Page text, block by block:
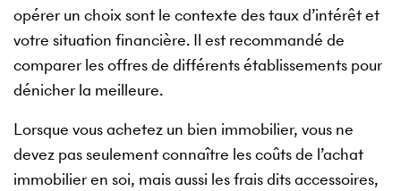
opérer un choix sont le contexte des taux d’intérêt et
votre situation financière. Il est recommandé de
comparer les offres de différents établissements pour
dénicher la meilleure.
Lorsque vous achetez un bien immobilier, vous ne
devez pas seulement connaître les coûts de l’achat
immobilier en soi, mais aussi les frais dits accessoires,